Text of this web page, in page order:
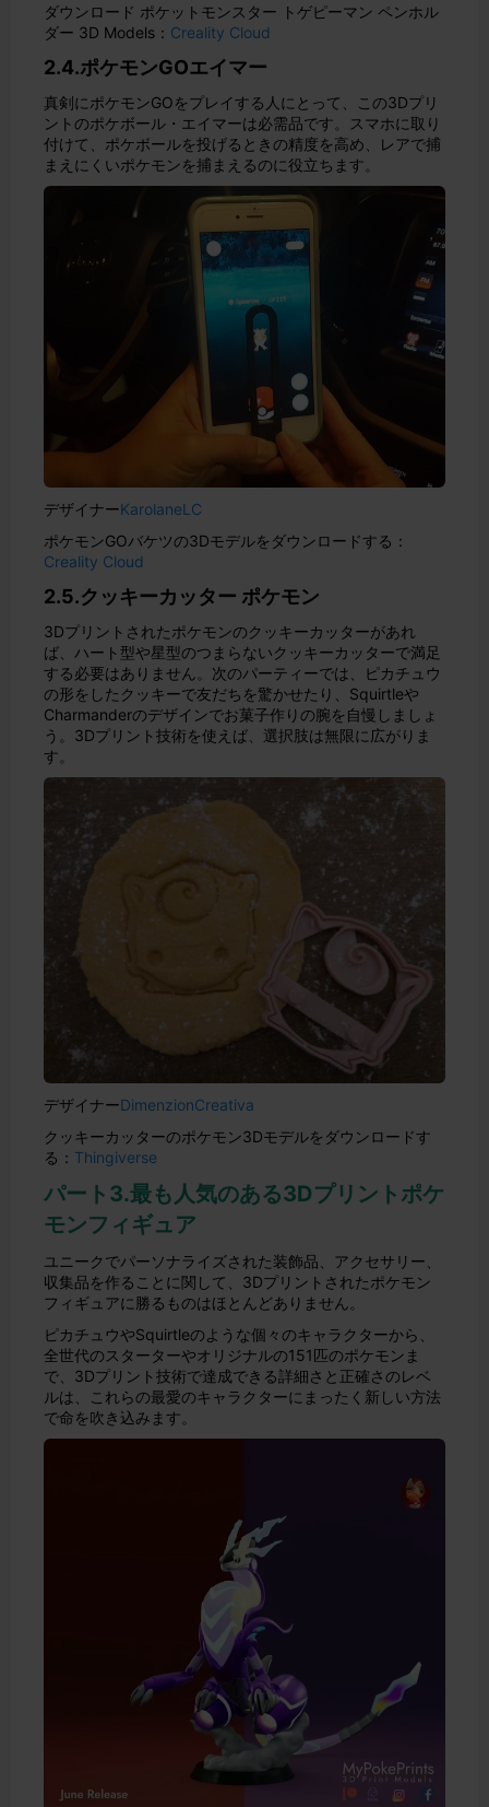
ダウンロード ポケットモンスター トゲピーマン ペンホル
ダー 3D Models： Creality Cloud
2.4.ポケモンGOエイマー
真剣にポケモンGOをプレイする人にとって、この3Dプリ
ントのポケボール・エイマーは必需品です。スマホに取り
付けて、ポケボールを投げるときの精度を高め、レアで捕
まえにくいポケモンを捕まえるのに役立ちます。
デザイナーKarolaneLC
ポケモンGOバケツの3Dモデルをダウンロードする：
Creality Cloud
2.5.クッキーカッター ポケモン
3Dプリントされたポケモンのクッキーカッターがあれ
ば、ハート型や星型のつまらないクッキーカッターで満足
する必要はありません。次のパーティーでは、ピカチュウ
の形をしたクッキーで友だちを驚かせたり、Squirtleや
Charmanderのデザインでお菓子作りの腕を自慢しましょ
う。3Dプリント技術を使えば、選択肢は無限に広がりま
す。
デザイナーDimenzionCreativa
クッキーカッターのポケモン3Dモデルをダウンロードす
る： Thingiverse
パート3.最も人気のある3Dプリントポケ
モンフィギュア
ユニークでパーソナライズされた装飾品、アクセサリー、
収集品を作ることに関して、3Dプリントされたポケモン
フィギュアに勝るものはほとんどありません。
ピカチュウやSquirtleのような個々のキャラクターから、
全世代のスターターやオリジナルの151匹のポケモンま
で、3Dプリント技術で達成できる詳細さと正確さのレベ
ルは、これらの最愛のキャラクターにまったく新しい方法
で命を吹き込みます。